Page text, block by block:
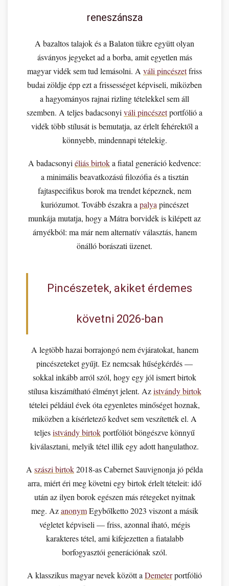
reneszánsza
A bazaltos talajok és a Balaton tükre együtt olyan
ásványos jegyeket ad a borba, amit egyetlen más
magyar vidék sem tud lemásolni. A váli pincészetfriss
budai zöldje épp ezt a frissességet képviseli, miközben
a hagyományos rajnai rizling tételekkel sem áll
szemben. A teljes badacsonyi váli pincészetportfólió a
vidék több stílusát is bemutatja, az érlelt fehérektől a
könnyebb, mindennapi tételekig.
A badacsonyi éliás birtoka fiatal generáció kedvence:
a minimális beavatkozású filozófia és a tisztán
fajtaspecifikus borok ma trendet képeznek, nem
kuriózumot. Tovább északra a palya pincészet
munkája mutatja, hogy a Mátra borvidék is kilépett az
árnyékból: ma már nem alternatív választás, hanem
önálló borászati üzenet.
Pincészetek, akiket érdemes
követni 2026-ban
A legtöbb hazai borrajongó nem évjáratokat, hanem
pincészeteket gyűjt. Ez nemcsak hűségkérdés —
sokkal inkább arról szól, hogy egy jól ismert birtok
stílusa kiszámítható élményt jelent. Azistvándy birtok
tételei például évek óta egyenletes minőséget hoznak,
miközben a kísérletező kedvet sem veszítették el. A
teljesistvándy birtokportfóliót böngészve könnyű
kiválasztani, melyik tétel illik egy adott hangulathoz.
A szászi birtok2018-as Cabernet Sauvignonja jó példa
arra, miért éri meg követni egy birtok érlelt tételeit: idő
után az ilyen borok egészen más rétegeket nyitnak
meg. AzanonymEgybőlketto 2023 viszont a másik
végletet képviseli — friss, azonnal iható, mégis
karakteres tétel, ami kifejezetten a fiatalabb
borfogyasztói generációnak szól.
A klasszikus magyar nevek között a Demeterportfólió